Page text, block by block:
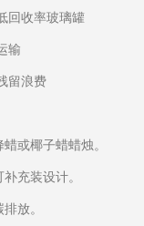
回收率玻璃罐
输
留浪费
或椰子蜡蜡烛。
充装设计。
放。